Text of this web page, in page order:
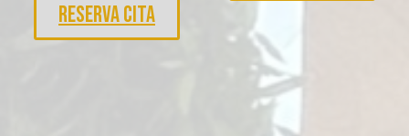
RESERVA CITA